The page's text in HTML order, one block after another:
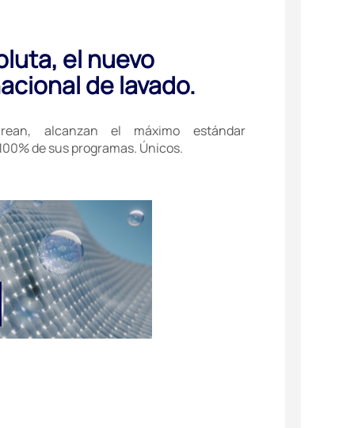
el nuevo
de lavado.
alcanzan el máximo estándar
de sus programas. Únicos.